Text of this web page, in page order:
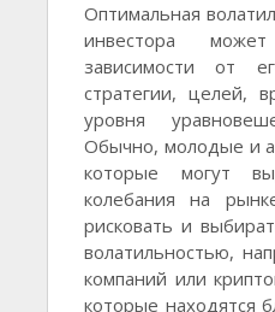
Оптимальная
инвестора
зависимости от
стратегии, целей,
уровня
Обычно, молодые и
которые могут
колебания на
рисковать и
волатильностью,
компаний или
которые находятся